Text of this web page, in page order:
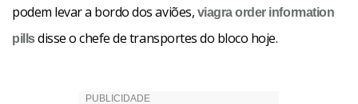
podem levar a bordo dos aviões, viagra order information
pillsdisse o chefe de transportes do bloco hoje.